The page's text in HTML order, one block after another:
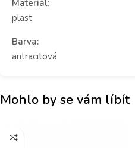
Materiál:
plast
Barva:
antracitová
Mohlo by se vám líbít